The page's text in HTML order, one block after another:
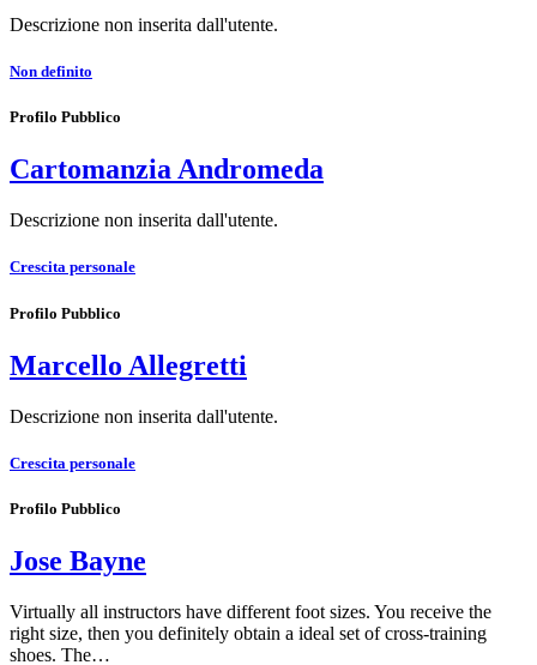
Descrizione non inserita dall'utente.
Non definito
Profilo Pubblico
Cartomanzia Andromeda
Descrizione non inserita dall'utente.
Crescita personale
Profilo Pubblico
Marcello Allegretti
Descrizione non inserita dall'utente.
Crescita personale
Profilo Pubblico
Jose Bayne
Virtually all instructors have different foot sizes. You receive the
right size, then you definitely obtain a ideal set of cross-training
shoes. The…